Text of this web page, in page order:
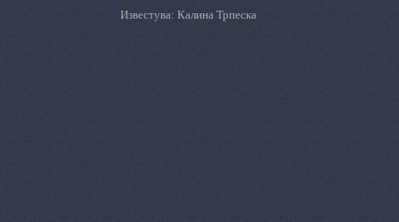
Известува: Калина Трпеска